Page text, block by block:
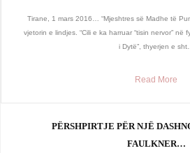
Tirane, 1 mars 2016… “Mjeshtres së Madhe të
vjetorin e lindjes. “Cili e ka harruar “tisin nervor” në
i Dytë”, thyerjen e sht...
Read More
PËRSHPIRTJE PËR NJË
FAULKNER…